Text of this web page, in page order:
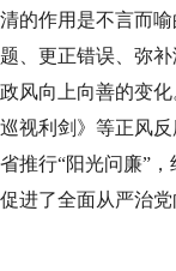
的作用是不言而
、更正错误、弥
风向上向善的变
视利剑》等正风
推行“阳光问廉”
进了全面从严治党